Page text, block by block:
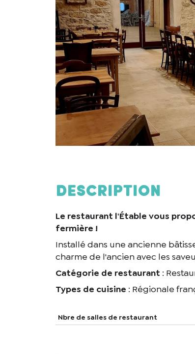
Description
Le restaurant l'Étable vous
fermière !
Installé dans une ancienne
charme de l'ancien avec les
Catégorie de restaurant :
Types de cuisine : Régionale
Nbre de salles de restaurant